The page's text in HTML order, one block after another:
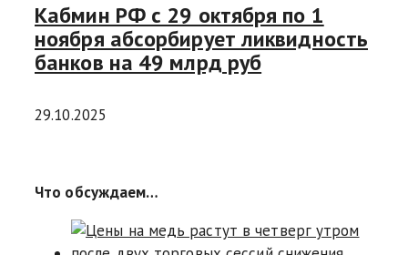
Кабмин РФ с 29 октября по 1
ноября абсорбирует ликвидность
банков на 49 млрд руб
29.10.2025
Что обсуждаем…